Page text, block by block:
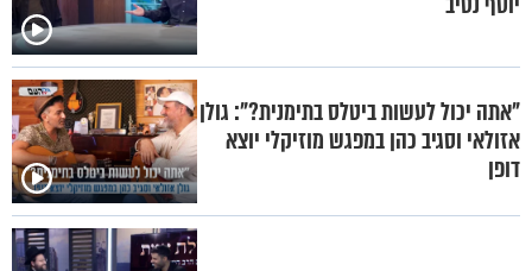
"אתה יכול לעשות ביטלס בתימנית?": גולן
אזולאי וסגיב כהן במפגש מוזיקלי יוצא
דופן